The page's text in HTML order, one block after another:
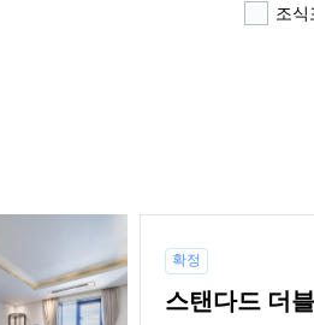
조식
확정
스탠다드 더